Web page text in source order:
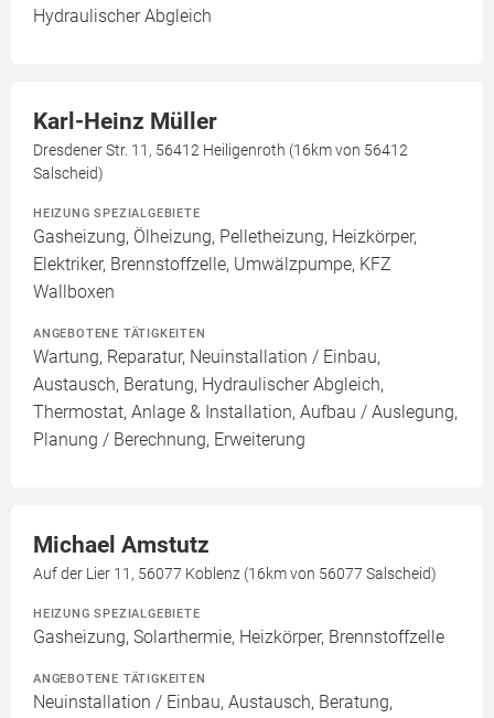
Hydraulischer Abgleich
Karl-Heinz Müller
Dresdener Str. 11, 56412 Heiligenroth (16km von 56412
Salscheid)
HEIZUNG SPEZIALGEBIETE
Gasheizung, Ölheizung, Pelletheizung, Heizkörper,
Elektriker, Brennstoffzelle, Umwälzpumpe, KFZ
Wallboxen
ANGEBOTENE TÄTIGKEITEN
Wartung, Reparatur, Neuinstallation / Einbau,
Austausch, Beratung, Hydraulischer Abgleich,
Thermostat, Anlage & Installation, Aufbau / Auslegung,
Planung / Berechnung, Erweiterung
Michael Amstutz
Auf der Lier 11, 56077 Koblenz (16km von 56077 Salscheid)
HEIZUNG SPEZIALGEBIETE
Gasheizung, Solarthermie, Heizkörper, Brennstoffzelle
ANGEBOTENE TÄTIGKEITEN
Neuinstallation / Einbau, Austausch, Beratung,